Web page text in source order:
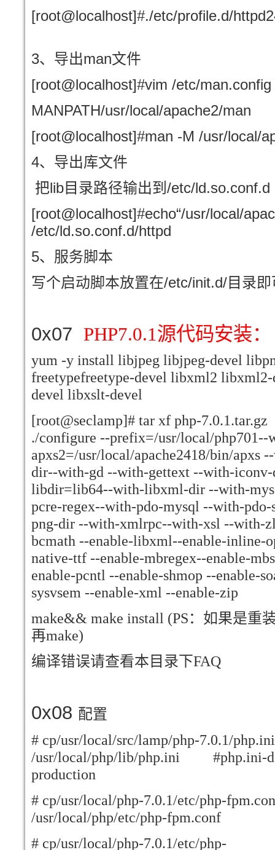
[root@localhost]#./etc/profile.d/
3、导出man文件
[root@localhost]#vim /etc/man.config
MANPATH/usr/local/apache2/man
[root@localhost]#man -M /usr/local/
4、导出库文件
把lib目录路径输出到 /etc/ld.so.conf.d
[root@localhost]#echo“/usr/local/
/etc/ld.so.conf.d/httpd
5、服务脚本
写个启动脚本放置在/etc/init.d/目录
0x07 PHP7.0.1源代码安装：
yum -y install libjpeg libjpeg-devel
freetypefreetype-devel libxml2
devel libxslt-devel
[root@seclamp]# tar xf php-7.0.1.tar.gz
./configure --prefix=/usr/local/php701--
apxs2=/usr/local/apache2418/bin/apxs
dir--with-gd --with-gettext --with-
libdir=lib64--with-libxml-dir --with-
pcre-regex--with-pdo-mysql --with-
png-dir --with-xmlrpc--with-xsl --with-
bcmath --enable-libxml--enable-inline-
native-ttf --enable-mbregex--enable-
enable-pcntl --enable-shmop --enable-
sysvsem --enable-xml --enable-zip
make&& make install (PS： 如果是重
再make)
编译错误请查看本目录下FAQ
0x08 配置
# cp/usr/local/src/lamp/php-7.0.1/
/usr/local/php/lib/php.ini #php.ini-
production
# cp/usr/local/php-7.0.1/etc/php-
/usr/local/php/etc/php-fpm.conf
# cp/usr/local/php-7.0.1/etc/php-